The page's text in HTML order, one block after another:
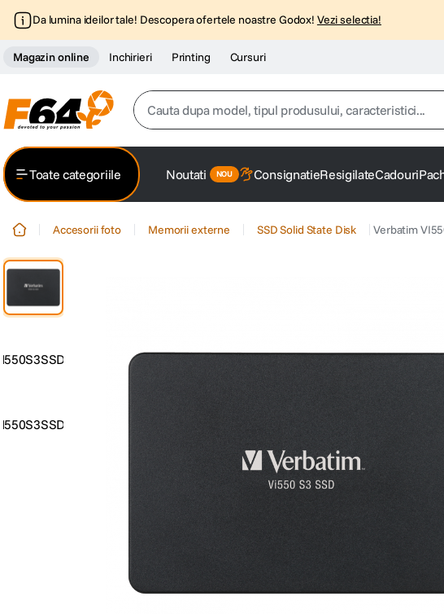
Da lumina ideilor tale! Descopera ofertele noastre Godox! Vezi selectia!
Magazin online Inchirieri Printing Cursuri
Cauta dupa model, tipul produsului, caracteristici...
2. trepied
5. canon sx740 hs
card memorie
Toate categoriile Noutati ConsignatieResigilateCadouri
Accesorii foto Memorii externe SSD Solid State Disk Verbatim